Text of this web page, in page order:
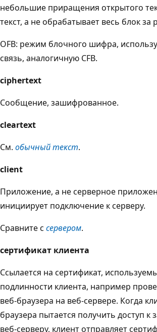
небольшие приращения открытого
текст, а не обрабатывает весь блок за
OFB: режим блочного шифра,
связь, аналогичную CFB.
ciphertext
Сообщение, зашифрованное.
cleartext
См. обычный текст.
client
Приложение, а не серверное
инициирует подключение к серверу.
Сравните с сервером.
сертификат клиента
Ссылается на сертификат,
подлинности клиента, например
веб-браузера на веб-сервере. Когда
браузера пытается получить доступ
веб-серверу, клиент отправляет